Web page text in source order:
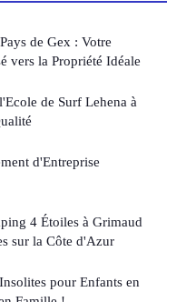
de Gex : Votre
vers la Propriété Idéale
de Surf Lehena à
d'Entreprise
4 Étoiles à Grimaud
sur la Côte d'Azur
pour Enfants en